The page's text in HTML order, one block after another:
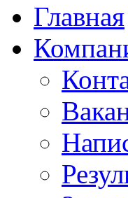
Главная